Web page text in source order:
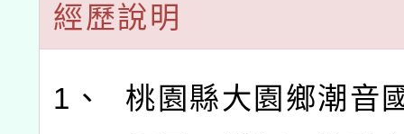
經歷說明
1、
桃園縣大園鄉潮音